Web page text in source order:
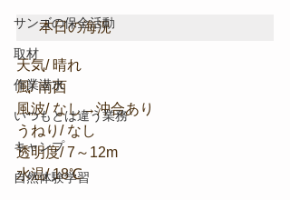
サンゴの保全活動
取材
作業潜水
いつもとは違う業務
キャンプ
自然体験学習
本日の海況
天気/ 晴れ
風/ 南西
風波/ なし→沖合あり
うねり/ なし
透明度/ 7～12m
水温/ 18℃